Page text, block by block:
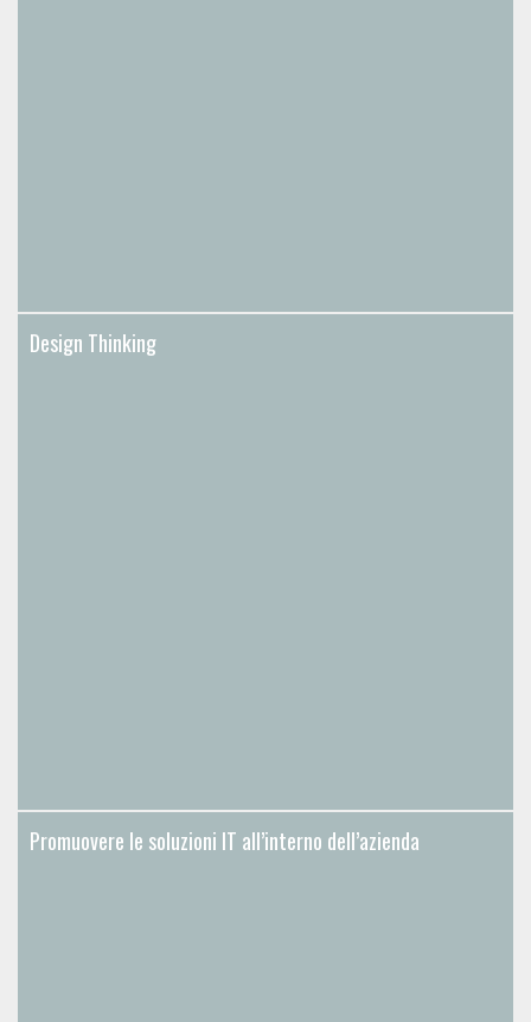
Design Thinking
Design Thinking
Promuovere le soluzioni IT all’interno dell’azienda
Promuovere le soluzioni IT all’interno dell’azienda